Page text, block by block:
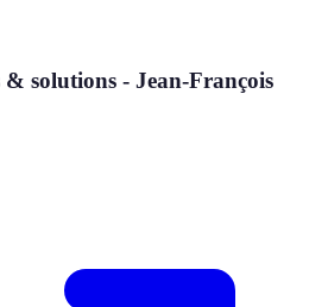
solutions - Jean-François